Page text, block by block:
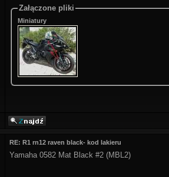
Załączone pliki
Miniatury
RE: R1 rn12 raven black- kod lakieru
Yamaha 0582 Mat Black #2 (MBL2)